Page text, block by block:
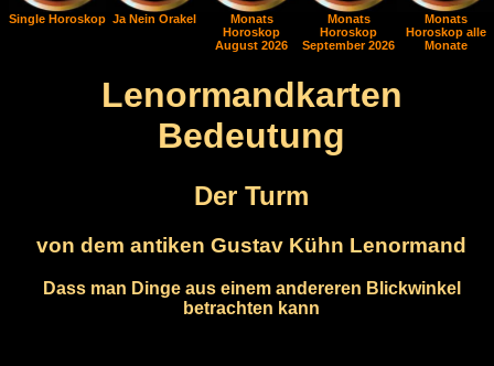
Single Horoskop Ja Nein Orakel
Monats
Horoskop
August 2026
Monats
Horoskop
September 2026
Monats
Horoskop alle
Monate
Lenormandkarten
Bedeutung
Der Turm
von dem antiken Gustav Kühn Lenormand
Dass man Dinge aus einem andereren Blickwinkel
betrachten kann